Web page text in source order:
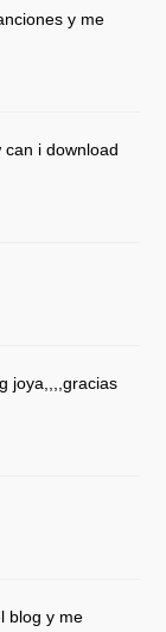
y me
can i download
joya,,,,gracias
blog y me